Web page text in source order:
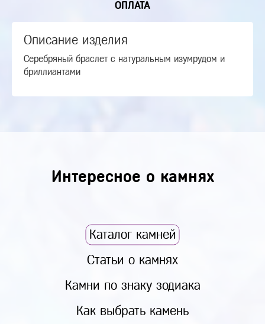
ОПЛАТА
Описание изделия
Серебряный браслет с натуральным изумрудом и
бриллиантами
Интересное о камнях
Каталог камней
Статьи о камнях
Камни по знаку зодиака
Как выбрать камень